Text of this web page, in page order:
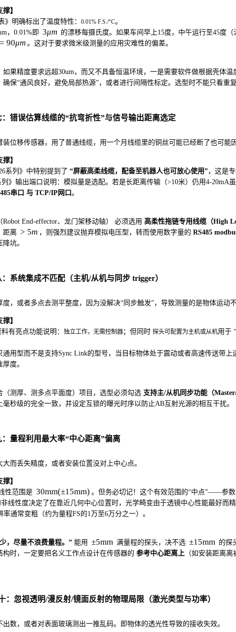
】
》明确标出了温度特性： 0.01% F.S./°C。
，0.01%即 3μm 的漂移每摄氏度。如果车间早上15度，中午运行至45度
= 90μm 。这对于要求微米级测量的应用灾难性的偏差。
如果精度要求远超30um，而又不具备恒温环境，一是需要软件做根据壳体
确保“通风良好，避免局部热源”，或者进行间隔性标定。选型时不能只看重
：错误估算线缆的“抗弯折性”与信号输出距离选定
装位移传感器，用了普通线缆，用一个月线缆里的铜丝可能已经断了也可能
】
系列》中特别提到了 “屏蔽高柔线缆，配备至机器人也可放心使用”，这是专
列》输出端口说明：模拟量是选配。若是长距离传输（>10米）仍用4-20mA
串口 与 TCP/IP网口。
End-effector、龙门架移动轴） 必须选用 高柔性拖链专用线缆（High
距离 > 5m ，则强烈建议抛弃模拟电压型，转而使用数字量的RS485
坑。
系统集成不匹配（主机/从机与同步 trigger）
度，或者多点去测平整度，因为没解决“同步触发”，导致测量的是物体运动
】
有亮点功能说明： 独立工作，无需控制器；但同时 探头可配置为主机或从机用于
通用型而不是支持Sync Link的型号，当目标物体处于震动或者高速传送带
度。
（测厚、测多点平面度）项目，选型必须勾选 支持主/从机同步功能（Master/
毫秒级的完全一致，并设定互锁的曝光时序以防止AB互射光源的相互干扰。
量程利用最大率“中心距离”偏离
而丢失精度，或者安装位置没对上中心点。
】
性范围是 30mm(±15mm) 。但务必切记！这个有效范围的“中点”——参
线性度决定了在靠近几何中心位置时，光学畸变由于透镜中心性能最好而
率通常变粗（约为量程FS的1万至6万分之一）。
，尽量不浪费量程。”能用 ±5mm 满量程的探头，决不选 ±15mm 的探
构时，一定要把名义工作点设计在传感器的 参考中心距离上 （如安装距离
：忽视透明/漫反射/镜面反射的物理局限（激光类型与功率）
出数，或者对表面玻璃测出一推乱码。即物体的透光性导致的接收失效。